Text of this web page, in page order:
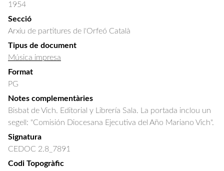
1954
Secció
Arxiu de partitures de l'Orfeó Català
Tipus de document
Música impresa
Format
PG
Notes complementàries
Bisbat de Vich. Editorial y Librería Sala. La portada inclou un
segell: "Comisión Diocesana Ejecutiva del Año Mariano Vich".
Signatura
CEDOC 2.8_7891
Codi Topogràfic